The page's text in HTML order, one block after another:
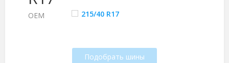
ОЕМ 215/40 R17
Подобрать шины